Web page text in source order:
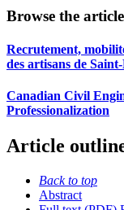
Browse the
Recrutement,
des artisans de
Canadian Civil
Professionalization
Article
Back to top
Abstract